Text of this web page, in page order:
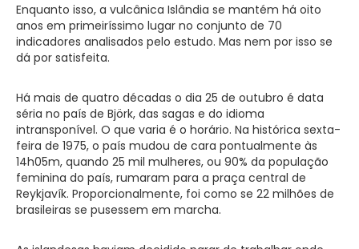
Enquanto isso, a vulcânica Islândia se mantém há oito
anos em primeiríssimo lugar no conjunto de 70
indicadores analisados pelo estudo. Mas nem por isso se
dá por satisfeita.
Há mais de quatro décadas o dia 25 de outubro é data
séria no país de Björk, das sagas e do idioma
intransponível. O que varia é o horário. Na histórica sexta-
feira de 1975, o país mudou de cara pontualmente às
14h05m, quando 25 mil mulheres, ou 90% da população
feminina do país, rumaram para a praça central de
Reykjavík. Proporcionalmente, foi como se 22 milhões de
brasileiras se pusessem em marcha.